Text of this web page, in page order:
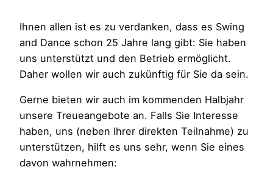
Ihnen allen ist es zu verdanken, dass es Swing
and Dance schon 25 Jahre lang gibt: Sie haben
uns unterstützt und den Betrieb ermöglicht.
Daher wollen wir auch zukünftig für Sie da sein.
Gerne bieten wir auch im kommenden Halbjahr
unsere Treueangebote an. Falls Sie Interesse
haben, uns (neben Ihrer direkten Teilnahme) zu
unterstützen, hilft es uns sehr, wenn Sie eines
davon wahrnehmen: